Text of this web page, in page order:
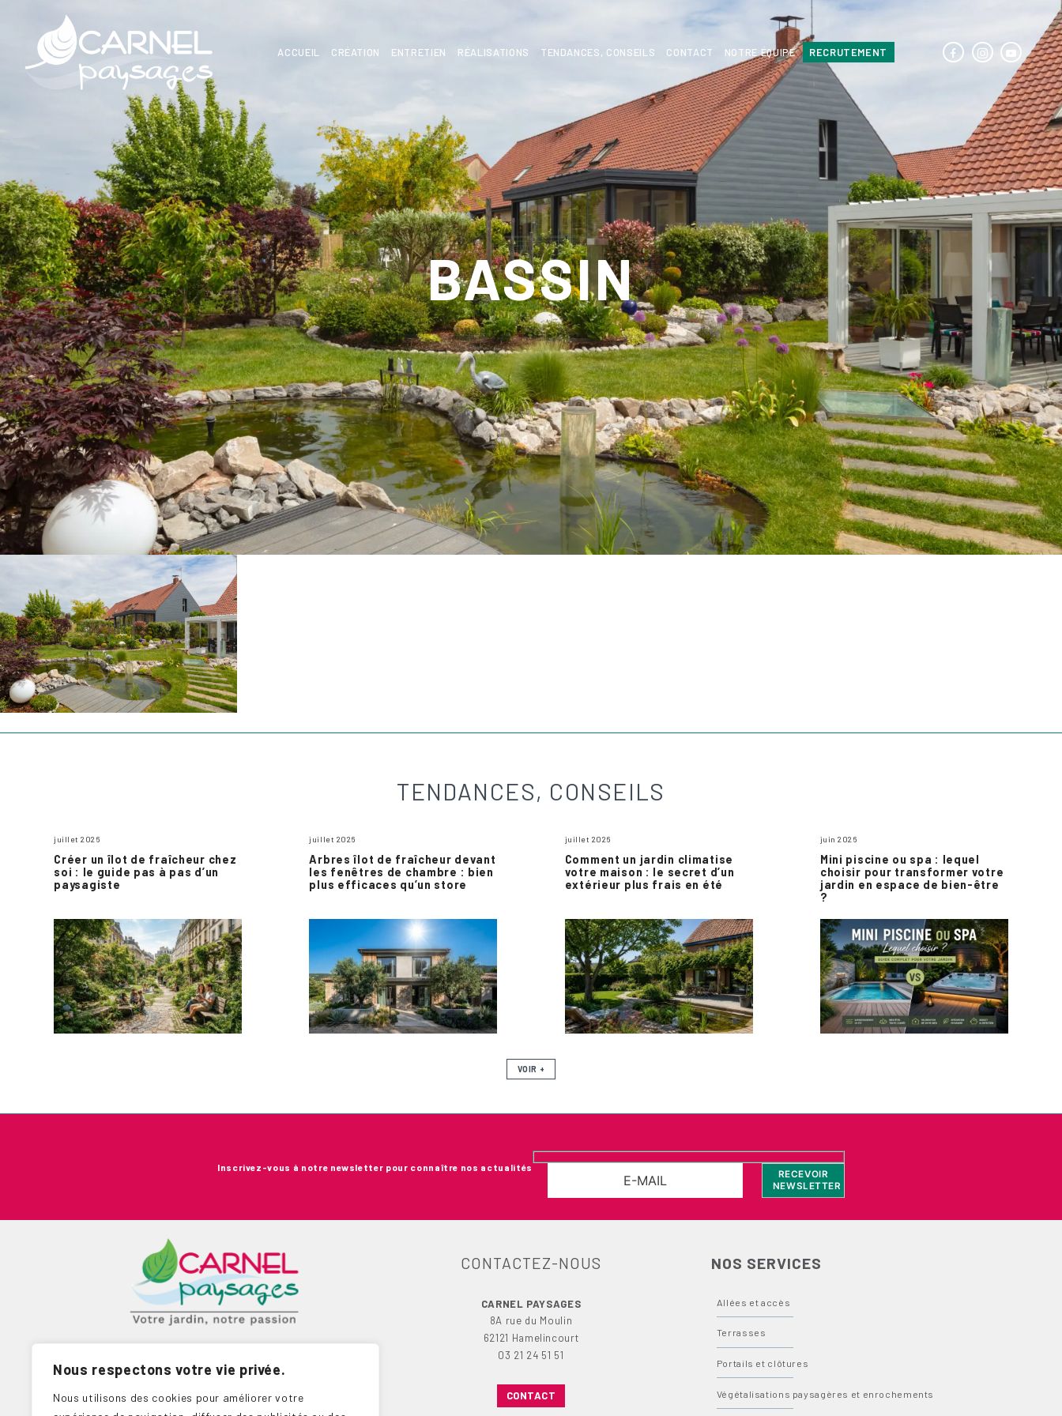
Nous respectons votre vie privée.
Nous utilisons des cookies pour améliorer votre
ACCUEIL CRÉATION ENTRETIEN RÉALISATIONS TENDANCES, CONSEILS CONTACT NOTRE ÉQUIPE RECRUTEMENT
BASSIN
TENDANCES, CONSEILS
juillet 2026
Créer un îlot de fraîcheur chez
soi : le guide pas à pas d’un
paysagiste
juillet 2026
Arbres îlot de fraîcheur devant
les fenêtres de chambre : bien
plus efficaces qu’un store
juillet 2026
Comment un jardin climatise
votre maison : le secret d’un
extérieur plus frais en été
juin 2026
Mini piscine ou spa : lequel
choisir pour transformer votre
jardin en espace de bien-être
?
VOIR +
Inscrivez-vous à notre newsletter pour connaître nos actualités
9.6
10
CARNEL PAYSAGES
CONTACTEZ-NOUS
CARNEL PAYSAGES
8A rue du Moulin
62121 Hamelincourt
03 21 24 51 51
CONTACT
NOS SERVICES
Allées et accès
Terrasses
Portails et clôtures
Végétalisations paysagères et enrochements